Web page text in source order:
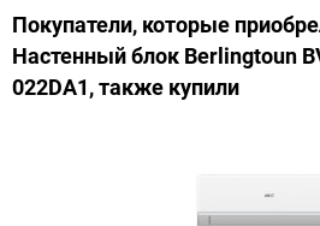
Покупатели, которые
Настенный блок Berlingtoun
022DA1, также купили